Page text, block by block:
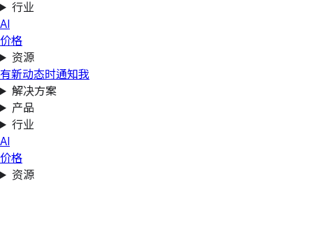
行业
AI
价格
资源
有新动态时通知我
解决方案
产品
行业
AI
价格
资源